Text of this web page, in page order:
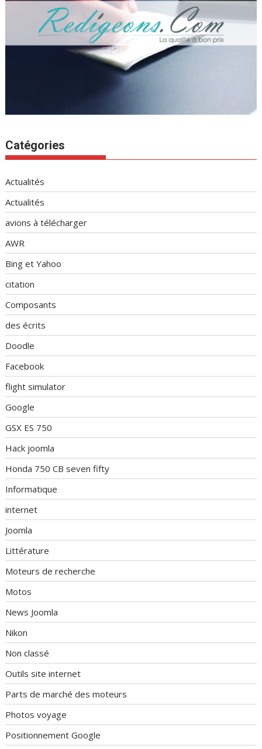
Catégories
Actualités
Actualités
avions à télécharger
AWR
Bing et Yahoo
citation
Composants
des écrits
Doodle
Facebook
flight simulator
Google
GSX ES 750
Hack joomla
Honda 750 CB seven fifty
Informatique
internet
Joomla
Littérature
Moteurs de recherche
Motos
News Joomla
Nikon
Non classé
Outils site internet
Parts de marché des moteurs
Photos voyage
Positionnement Google